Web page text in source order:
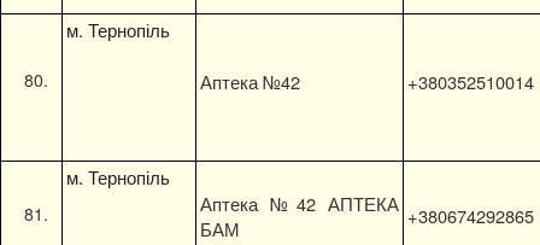
м. Тернопіль
Аптека №42 +380352510014
м. Тернопіль
Аптека №42 АПТЕКА
БАМ
+380674292865